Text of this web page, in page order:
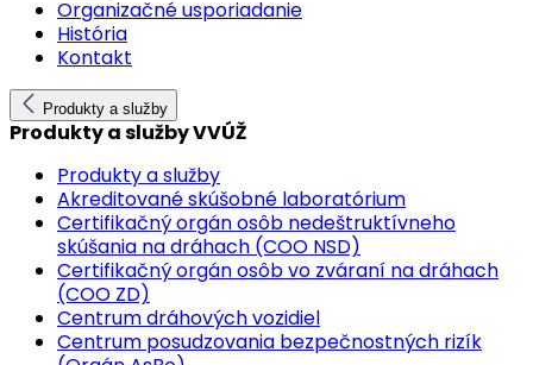
Organizačné usporiadanie
História
Kontakt
Produkty a služby
Produkty a služby VVÚŽ
Produkty a služby
Akreditované skúšobné laboratórium
Certifikačný orgán osôb nedeštruktívneho
skúšania na dráhach (COO NSD)
Certifikačný orgán osôb vo zváraní na dráhach
(COO ZD)
Centrum dráhových vozidiel
Centrum posudzovania bezpečnostných rizík